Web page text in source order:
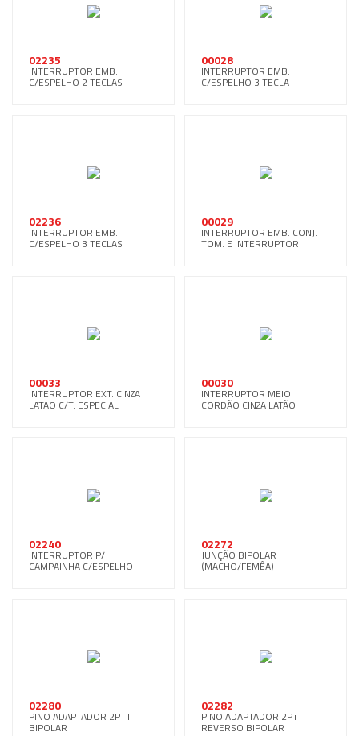
02235
INTERRUPTOR EMB.
C/ESPELHO 2 TECLAS
00028
INTERRUPTOR EMB.
C/ESPELHO 3 TECLA
02236
INTERRUPTOR EMB.
C/ESPELHO 3 TECLAS
00029
INTERRUPTOR EMB. CONJ.
TOM. E INTERRUPTOR
00033
INTERRUPTOR EXT. CINZA
LATAO C/T. ESPECIAL
00030
INTERRUPTOR MEIO
CORDÃO CINZA LATÃO
02240
INTERRUPTOR P/
CAMPAINHA C/ESPELHO
02272
JUNÇÃO BIPOLAR
(MACHO/FEMÊA)
02280
PINO ADAPTADOR 2P+T
BIPOLAR
02282
PINO ADAPTADOR 2P+T
REVERSO BIPOLAR